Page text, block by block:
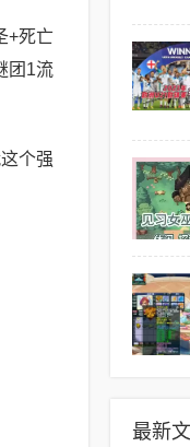
+死亡
团1流
个强
最新